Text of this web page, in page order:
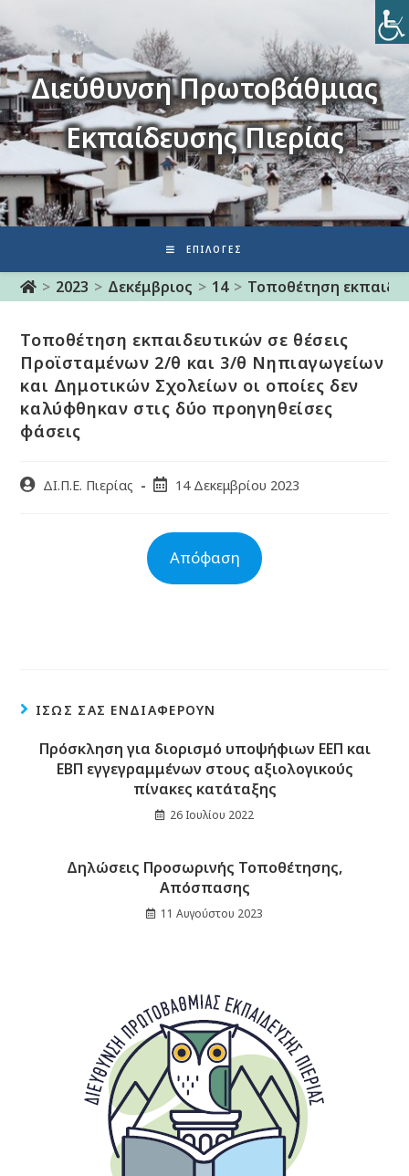
Διεύθυνση Πρωτοβάθμιας
Εκπαίδευσης Πιερίας
ΕΠΙΛΟΓΈΣ
> 2023 > Δεκέμβριος > 14 > Τοποθέτηση
Τοποθέτηση εκπαιδευτικών σε θέσεις
Προϊσταμένων 2/θ και 3/θ Νηπιαγωγείων
και Δημοτικών Σχολείων οι οποίες δεν
καλύφθηκαν στις δύο προηγηθείσες
φάσεις
ΔΙ.Π.Ε. Πιερίας 14 Δεκεμβρίου 2023
Απόφαση
ΊΣΩΣ ΣΑΣ ΕΝΔΙΑΦΈΡΟΥΝ
Πρόσκληση για διορισμό υποψήφιων ΕΕΠ και
ΕΒΠ εγγεγραμμένων στους αξιολογικούς
πίνακες κατάταξης
26 Ιουλίου 2022
Δηλώσεις Προσωρινής Τοποθέτησης,
Απόσπασης
11 Αυγούστου 2023